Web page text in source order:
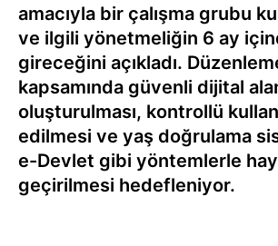
amacıyla bir çalışma grubu
ve ilgili yönetmeliğin 6 ay
gireceğini açıkladı.
kapsamında güvenli dijital
oluşturulması, kontrollü
edilmesi ve yaş doğrulama
e-Devlet gibi yöntemlerle
geçirilmesi hedefleniyor.